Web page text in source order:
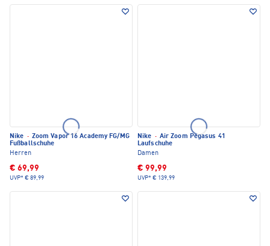
Nike · Zoom Vapor 16 Academy FG/MG
Fußballschuhe
Herren
€ 69,99
UVP* € 89,99
Nike · Air Zoom Pegasus 41
Laufschuhe
Damen
€ 99,99
UVP* € 139,99